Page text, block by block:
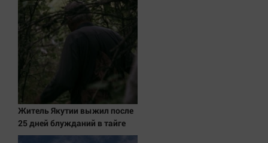
Online-консультация
Актуальная тема
Блогеркуль
Быстрый медиазавод
Вирус чтения
Вкусное
Житель Якутии выжил после
25 дней блужданий в тайге